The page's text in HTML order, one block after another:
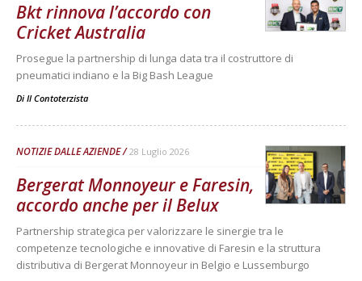
Bkt rinnova l’accordo con
Cricket Australia
Prosegue la partnership di lunga data tra il costruttore di
pneumatici indiano e la Big Bash League
Di Il Contoterzista
NOTIZIE DALLE AZIENDE 28 Luglio 2026
Bergerat Monnoyeur e Faresin,
accordo anche per il Belux
Partnership strategica per valorizzare le sinergie tra le
competenze tecnologiche e innovative di Faresin e la struttura
distributiva di Bergerat Monnoyeur in Belgio e Lussemburgo